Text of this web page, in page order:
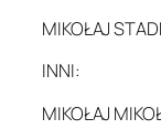
MIKOŁAJ
INNI:
MIKOŁAJ